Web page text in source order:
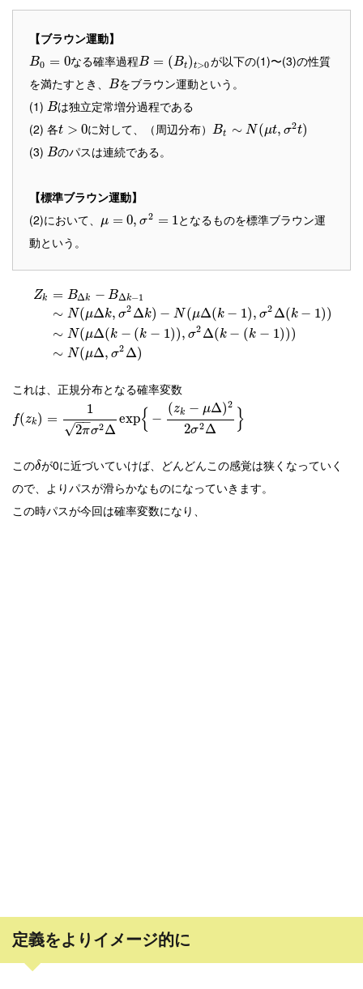
【ブラウン運動】
B0 = 0なる確率過程B = (Bt )t>0が以下の(1)〜(3)の性質
を満たすとき、
Bをブラウン運動という。
(1) Bは独立定常増分過程である
(2) 各t > 0に対して、（周辺分布）Bt ∼ N (μt, σ2t)
(3) Bのパスは連続である。
【標準ブラウン運動】
(2)において、
μ = 0, σ2 = 1となるものを標準ブラウン運
動という。
Zk
=
∼
∼
∼
BΔk − BΔk−1
N(μΔk, σ2 Δk) − N (μΔ(k − 1), σ2 Δ(k − 1))
N(μΔ(k − (k − 1)), σ2 Δ(k − (k − 1)))
N(μΔ, σ2 Δ)
これは、正規分布となる確率変数
f(zk) =
1
2π
−−
√ σ2Δ
exp{ −
(zk − μΔ)2
2σ2Δ }
このδが0に近づいていけば、どんどんこの感覚は狭くなっていく
ので、よりパスが滑らかなものになっていきます。
この時パスが今回は確率変数になり、
定義をよりイメージ的に